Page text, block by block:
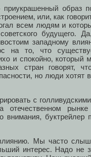
образ
или, как
всем людям и
будущего.
западному
на то, что
и спокойно,
стран говорят,
но люди хотят
с
рынке
внимания, буктрейлер
Мы часто
интерес. Надо не